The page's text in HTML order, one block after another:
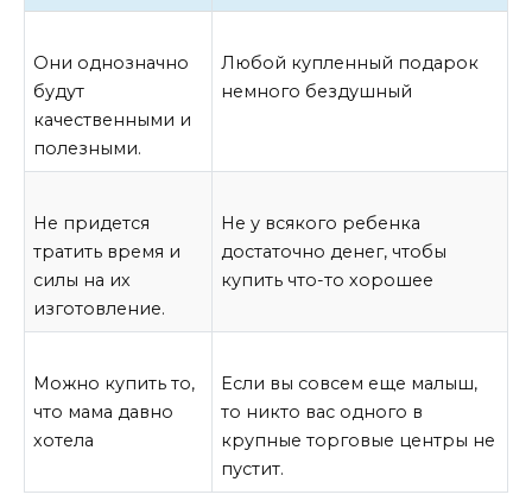
Они однозначно
будут
качественными и
полезными.
Любой купленный подарок
немного бездушный
Не придется
тратить время и
силы на их
изготовление.
Не у всякого ребенка
достаточно денег, чтобы
купить что-то хорошее
Можно купить то,
что мама давно
хотела
Если вы совсем еще малыш,
то никто вас одного в
крупные торговые центры не
пустит.